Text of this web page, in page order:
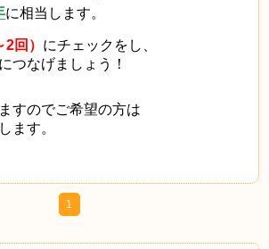
に相当します。
回） にチェックをし、
つなげましょう！
すのでご希望の方は
ます。
1